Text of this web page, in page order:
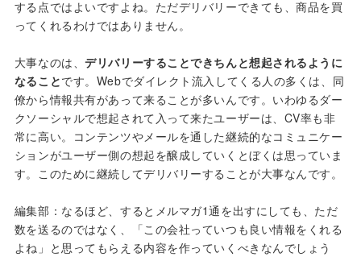
する点ではよいですよね。ただデリバリーできても、商品を買
ってくれるわけではありません。
大事なのは、デリバリーすることできちんと想起されるように
なることです。Webでダイレクト流入してくる人の多くは、同
僚から情報共有があって来ることが多いんです。いわゆるダー
クソーシャルで想起されて入って来たユーザーは、CV率も非
常に高い。コンテンツやメールを通した継続的なコミュニケー
ションがユーザー側の想起を醸成していくとぼくは思っていま
す。このために継続してデリバリーすることが大事なんです。
編集部：なるほど、するとメルマガ1通を出すにしても、ただ
数を送るのではなく、「この会社っていつも良い情報をくれる
よね」と思ってもらえる内容を作っていくべきなんでしょう